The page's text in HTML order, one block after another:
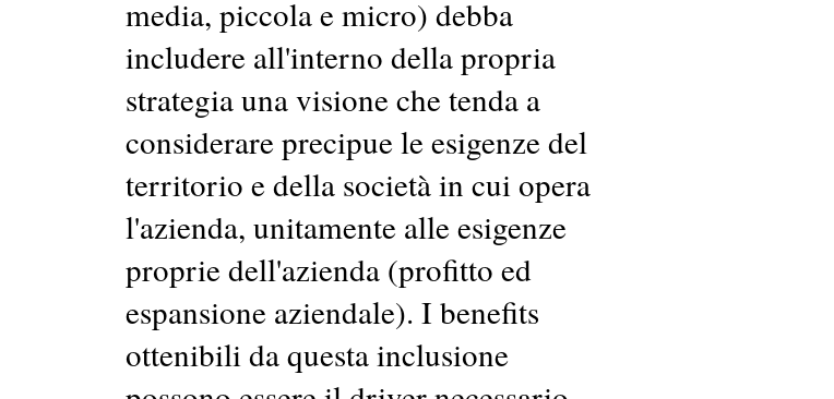
media, piccola e micro) debba
includere all'interno della propria
strategia una visione che tenda a
considerare precipue le esigenze del
territorio e della società in cui opera
l'azienda, unitamente alle esigenze
proprie dell'azienda (profitto ed
espansione aziendale). I benefits
ottenibili da questa inclusione